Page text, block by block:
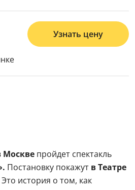
Узнать цену
Москве пройдет спектакль
Постановку покажут в Театре
Это история о том, как